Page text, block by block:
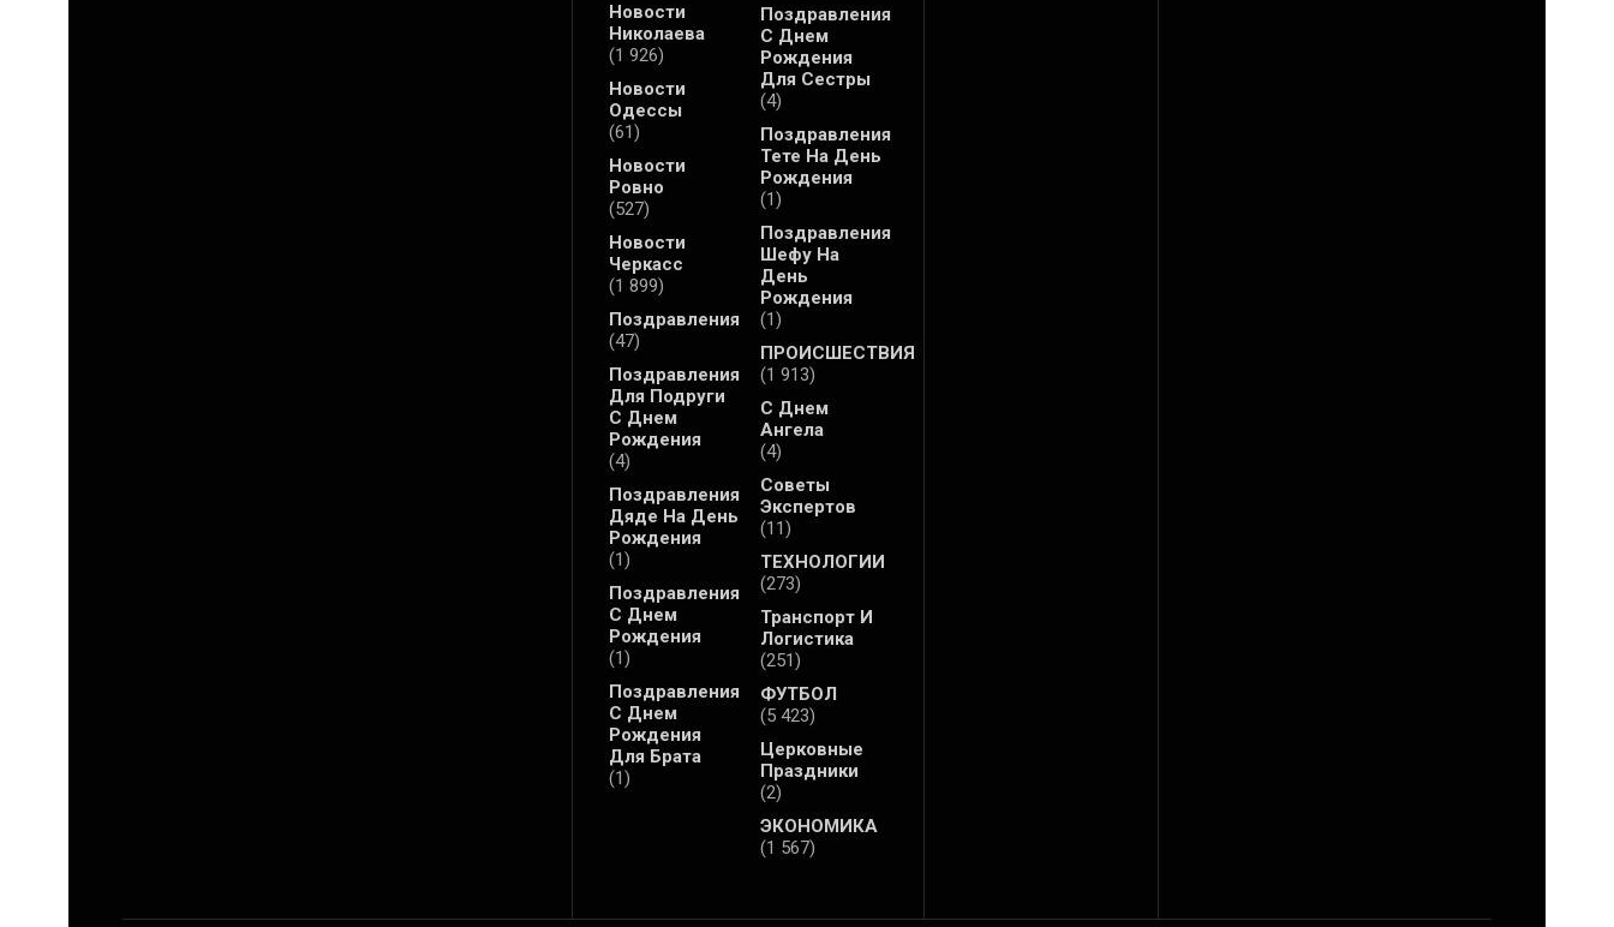
Новости
Николаева
(1 926)
Новости
Одессы
(61)
Новости
Ровно
(527)
Новости
Черкасс
(1 899)
Поздравления
(47)
Поздравления
Для Подруги
С Днем
Рождения
(4)
Поздравления
Дяде На День
Рождения
(1)
Поздравления
С Днем
Рождения
(1)
Поздравления
С Днем
Рождения
Для Брата
(1)
Поздравления
С Днем
Рождения
Для Сестры
(4)
Поздравления
Тете На День
Рождения
(1)
Поздравления
Шефу На
День
Рождения
(1)
ПРОИСШЕСТВИЯ
(1 913)
С Днем
Ангела
(4)
Советы
Экспертов
(11)
ТЕХНОЛОГИИ
(273)
Транспорт И
Логистика
(251)
ФУТБОЛ
(5 423)
Церковные
Праздники
(2)
ЭКОНОМИКА
(1 567)